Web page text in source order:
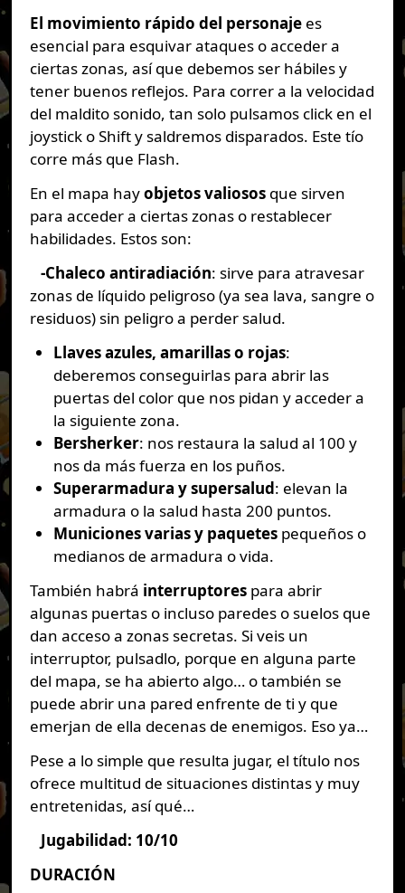
El movimiento rápido del personajees
esencial para esquivar ataques o acceder a
ciertas zonas, así que debemos ser hábiles y
tener buenos reflejos. Para correr a la velocidad
del maldito sonido, tan solo pulsamos click en el
joystick o Shift y saldremos disparados. Este tío
corre más que Flash.
En el mapa hayobjetos valiososque sirven
para acceder a ciertas zonas o restablecer
habilidades. Estos son:
-Chaleco antiradiación: sirve para atravesar
zonas de líquido peligroso (ya sea lava, sangre o
residuos) sin peligro a perder salud.
Llaves azules, amarillas o rojas:
deberemos conseguirlas para abrir las
puertas del color que nos pidan y acceder a
la siguiente zona.
Bersherker: nos restaura la salud al 100 y
nos da más fuerza en los puños.
Superarmadura y supersalud: elevan la
armadura o la salud hasta 200 puntos.
Municiones varias y paquetespequeños o
medianos de armadura o vida.
También habrá interruptorespara abrir
algunas puertas o incluso paredes o suelos que
dan acceso a zonas secretas. Si veis un
interruptor, pulsadlo, porque en alguna parte
del mapa, se ha abierto algo… o también se
puede abrir una pared enfrente de ti y que
emerjan de ella decenas de enemigos. Eso ya…
Pese a lo simple que resulta jugar, el título nos
ofrece multitud de situaciones distintas y muy
entretenidas, así qué…
Jugabilidad: 10/10
DURACIÓN